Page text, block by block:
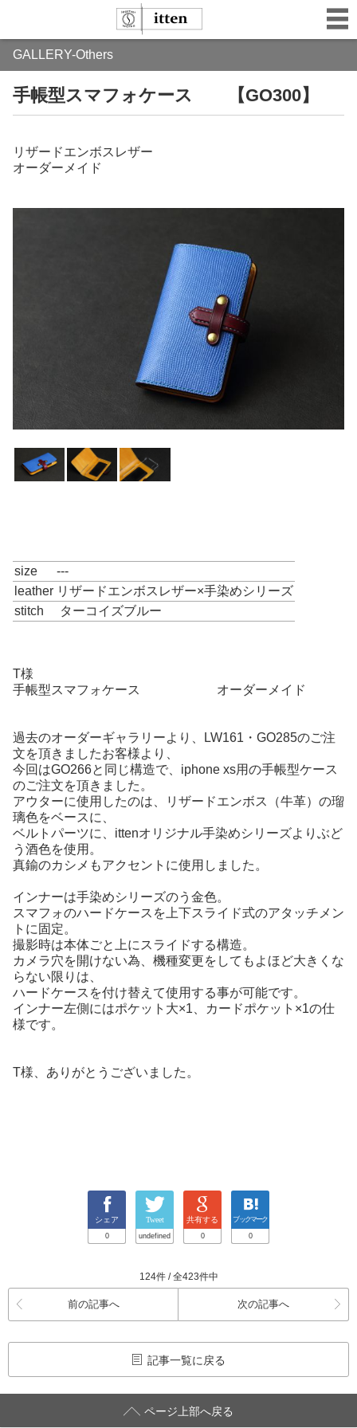
GALLERY-Others
手帳型スマフォケース 【GO300】
リザードエンボスレザー
オーダーメイド
size
---
leather リザードエンボスレザー×手染めシリーズ
stitch
ターコイズブルー
T様
手帳型スマフォケース オーダーメイド
過去のオーダーギャラリーより、LW161・GO285のご注
文を頂きましたお客様より、
今回はGO266と同じ構造で、iphone xs用の手帳型ケース
のご注文を頂きました。
アウターに使用したのは、リザードエンボス（牛革）の瑠
璃色をベースに、
ベルトパーツに、ittenオリジナル手染めシリーズよりぶど
う酒色を使用。
真鍮のカシメもアクセントに使用しました。
インナーは手染めシリーズのう金色。
スマフォのハードケースを上下スライド式のアタッチメン
トに固定。
撮影時は本体ごと上にスライドする構造。
カメラ穴を開けない為、機種変更をしてもよほど大きくな
らない限りは、
ハードケースを付け替えて使用する事が可能です。
インナー左側にはポケット大×1、カードポケット×1の仕
様です。
T様、ありがとうございました。
シェア
0
Tweet
undefined
共有する
0
ブックマーク
0
124件 / 全423件中
前の記事へ 次の記事へ
記事一覧に戻る
ページ上部へ戻る